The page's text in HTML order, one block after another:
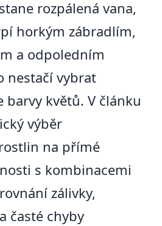
rozpálená vana,
horkým zábradlím,
a odpoledním
nestačí vybrat
květů. V článku
výběr
na přímé
s kombinacemi
zálivky,
časté chyby